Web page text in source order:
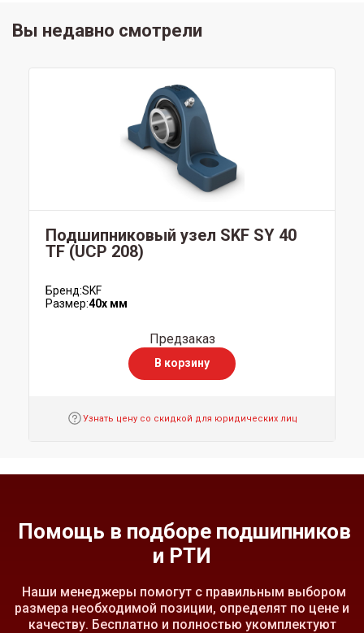
Вы недавно смотрели
Подшипниковый узел SKF SY 40
TF (UCP 208)
Бренд:SKF
Размер:40x мм
Предзаказ
В корзину
Узнать цену со скидкой для юридических лиц
Помощь в подборе подшипников
и РТИ
Наши менеджеры помогут с правильным выбором
размера необходимой позиции, определят по цене и
качеству. Бесплатно и полностью укомплектуют